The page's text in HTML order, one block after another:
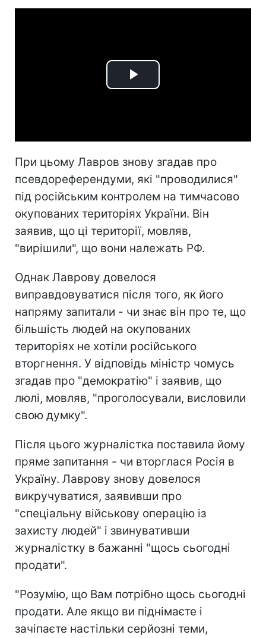
Play
При цьому Лавров знову згадав про
псевдореферендуми, які "проводилися"
під російським контролем на тимчасово
окупованих територіях України. Він
заявив, що ці території, мовляв,
"вирішили", що вони належать РФ.
Однак Лаврову довелося
виправдовуватися після того, як його
напряму запитали - чи знає він про те, що
більшість людей на окупованих
територіях не хотіли російського
вторгнення. У відповідь міністр чомусь
згадав про "демократію" і заявив, що
люлі, мовляв, "проголосували, висловили
свою думку".
Після цього журналістка поставила йому
пряме запитання - чи вторглася Росія в
Україну. Лаврову знову довелося
викручуватися, заявивши про
"спеціальну військову операцію із
захисту людей" і звинувативши
журналістку в бажанні "щось сьогодні
продати".
"Розумію, що Вам потрібно щось сьогодні
продати. Але якщо ви піднімаєте і
зачіпаєте настільки серйозні теми,